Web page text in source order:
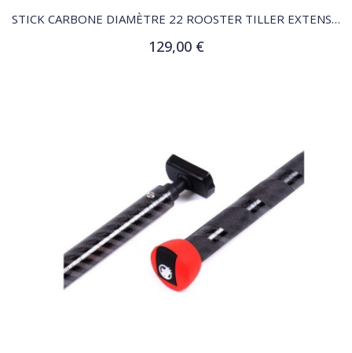
STICK CARBONE DIAMÈTRE 22 ROOSTER TILLER EXTENSION
129,00 €
Ajouter au panier